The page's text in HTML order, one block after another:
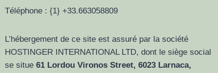
Téléphone : {1} +33.663058809
L’hébergement de ce site est assuré par la société
HOSTINGER INTERNATIONAL LTD, dont le siège social
se situe 61 Lordou Vironos Street, 6023 Larnaca,